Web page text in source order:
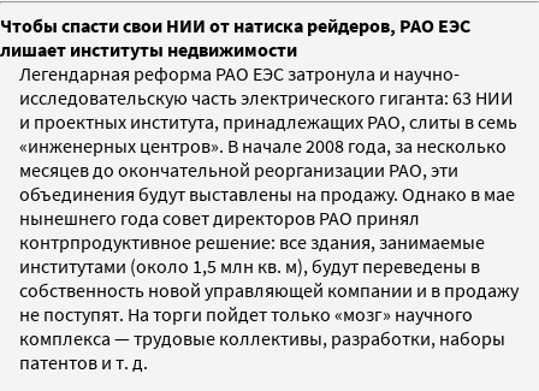
Чтобы спасти свои НИИ от натиска рейдеров, РАО ЕЭС
лишает институты недвижимости
Легендарная реформа РАО ЕЭС затронула и научно-
исследовательскую часть электрического гиганта: 63 НИИ
и проектных института, принадлежащих РАО, слиты в семь
«инженерных центров». В начале 2008 года, за несколько
месяцев до окончательной реорганизации РАО, эти
объединения будут выставлены на продажу. Однако в мае
нынешнего года совет директоров РАО принял
контрпродуктивное решение: все здания, занимаемые
институтами (около 1,5 млн кв. м), будут переведены в
собственность новой управляющей компании и в продажу
не поступят. На торги пойдет только «мозг» научного
комплекса — трудовые коллективы, разработки, наборы
патентов и т. д.